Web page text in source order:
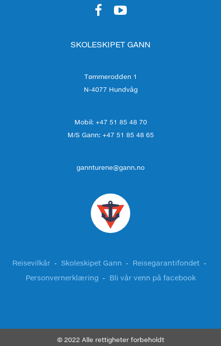
SKOLESKIPET GANN
Tømmerodden 1
N-4077 Hundvåg
Mobil: +47 51 85 48 70
M/S Gann: +47 51 85 48 65
gannturene@gann.no
Reisevilkår Skoleskipet Gann
Reisegarantifondet
Personvernerklæring
Bli vår venn på facebook
© 2022 Alle rettigheter forbeholdt